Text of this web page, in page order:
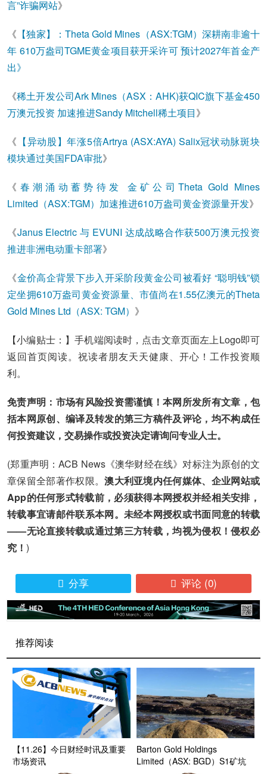
言”诈骗网站》
《 【独家】：Theta Gold Mines（ASX:TGM）深耕南非逾十
年 610万盎司TGME黄金项目获开采许可 预计2027年首金产
出》
《稀土开发公司Ark Mines（ASX：AHK)获QIC旗下基金450
万澳元投资 加速推进Sandy Mitchell稀土项目》
《 【异动股】年涨5倍Artrya (ASX:AYA) Salix冠状动脉斑块
模块通过美国FDA审批》
《 春潮涌动蓄势待发 金矿公司Theta Gold Mines
Limited（ASX:TGM）加速推进610万盎司黄金资源量开发》
《Janus Electric 与 EVUNI 达成战略合作获500万澳元投资
推进非洲电动重卡部署》
《金价高企背景下步入开采阶段黄金公司被看好 “聪明钱”锁
定坐拥610万盎司黄金资源量、市值尚在1.55亿澳元的Theta
Gold Mines Ltd（ASX: TGM） 》
【小编贴士：】手机端阅读时，点击文章页面左上Logo即可
返回首页阅读。祝读者朋友天天健康、开心！工作投资顺
利。
免责声明：市场有风险投资需谨慎！本网所发所有文章，包
括本网原创、编译及转发的第三方稿件及评论，均不构成任
何投资建议，交易操作或投资决定请询问专业人士。
(郑重声明：ACB News《澳华财经在线》对标注为原创的文
章保留全部著作权限。澳大利亚境内任何媒体、企业网站或
App的任何形式转载前，必须获得本网授权并经相关安排，
转载事宜请邮件联系本网。未经本网授权或书面同意的转载
——无论直接转载或通过第三方转载，均视为侵权！侵权必
究！)
 分享  评论 (0)
推荐阅读
【11.26】今日财经时讯及重要
市场资讯
Barton Gold Holdings
Limited（ASX: BGD）S1矿坑